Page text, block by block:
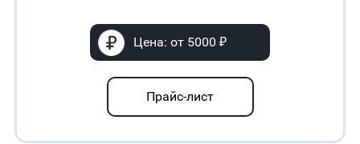
Цена: от 5000 ₽
Прайс-лист